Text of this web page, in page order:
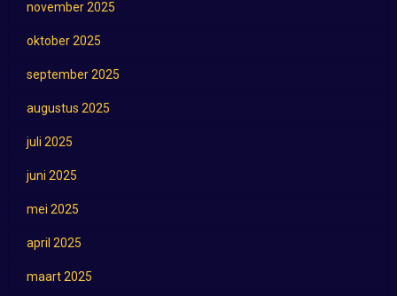
november 2025
oktober 2025
september 2025
augustus 2025
juli 2025
juni 2025
mei 2025
april 2025
maart 2025